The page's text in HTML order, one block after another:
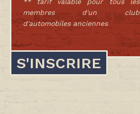
membres d'un club
d'automobiles anciennes
S'INSCRIRE